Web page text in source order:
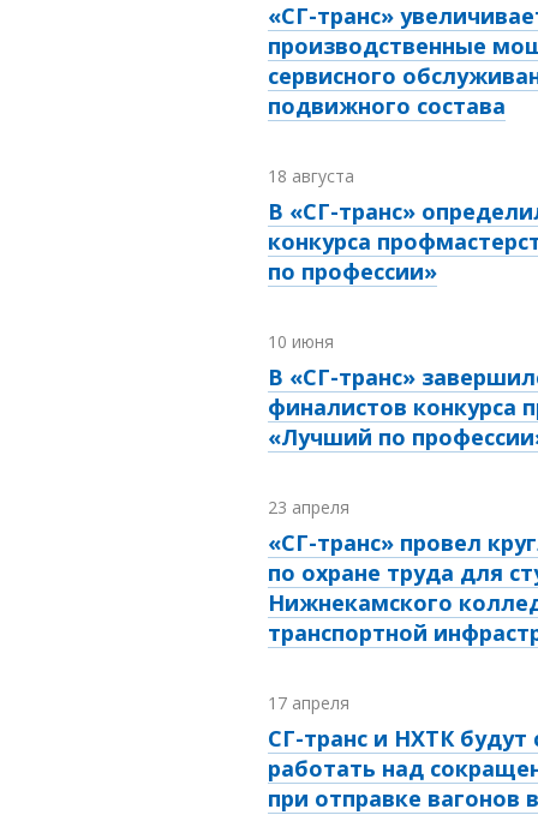
«СГ-транс»
производственные
сервисного
подвижного состава
18 августа
В «СГ-транс»
конкурса
по профессии»
10 июня
В «СГ-транс»
финалистов конкурса
«Лучший по
23 апреля
«СГ-транс» провел
по охране труда для
Нижнекамского
транспортной
17 апреля
СГ-транс и НХТК будут
работать над
при отправке вагонов